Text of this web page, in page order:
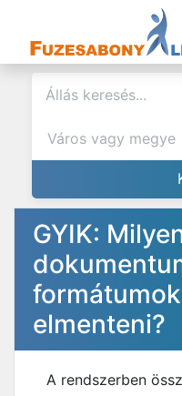
GYIK:
elmenteni?
A rendszerben